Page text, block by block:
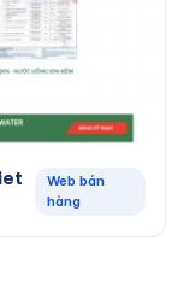
Web bán
hàng